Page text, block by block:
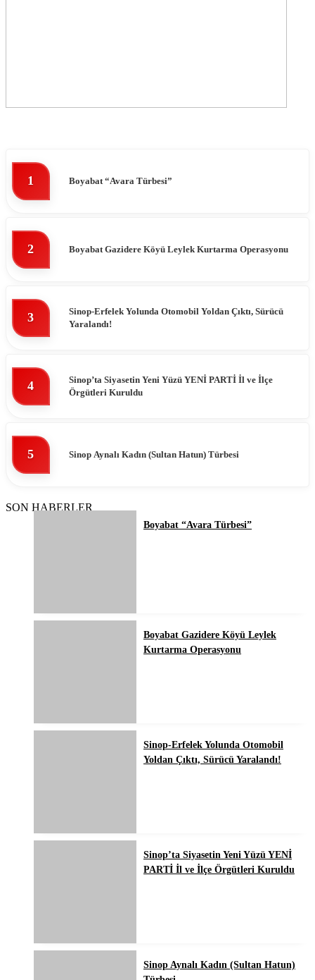
1 Boyabat “Avara Türbesi”
2 Boyabat Gazidere Köyü Leylek Kurtarma Operasyonu
3
Sinop-Erfelek Yolunda Otomobil Yoldan Çıktı, Sürücü
Yaralandı!
4
Sinop’ta Siyasetin Yeni Yüzü YENİ PARTİ İl ve İlçe
Örgütleri Kuruldu
5 Sinop Aynalı Kadın (Sultan Hatun) Türbesi
SON HABERLER
Boyabat “Avara Türbesi”
Boyabat Gazidere Köyü Leylek
Kurtarma Operasyonu
Sinop-Erfelek Yolunda Otomobil
Yoldan Çıktı, Sürücü Yaralandı!
Sinop’ta Siyasetin Yeni Yüzü YENİ
PARTİ İl ve İlçe Örgütleri Kuruldu
Sinop Aynalı Kadın (Sultan Hatun)